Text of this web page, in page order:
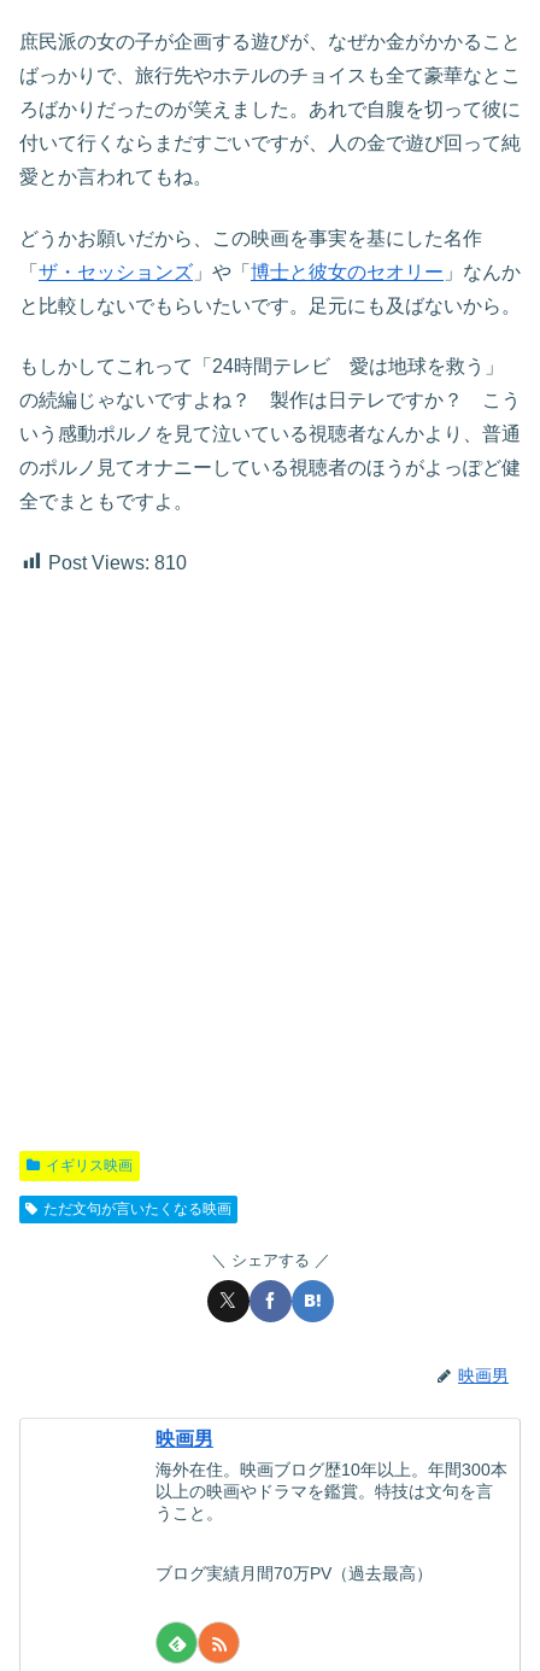
庶民派の女の子が企画する遊びが、なぜか金がかかること
ばっかりで、旅行先やホテルのチョイスも全て豪華なとこ
ろばかりだったのが笑えました。あれで自腹を切って彼に
付いて行くならまだすごいですが、人の金で遊び回って純
愛とか言われてもね。
どうかお願いだから、この映画を事実を基にした名作
「 ザ・セッションズ 」や「 博士と彼女のセオリー 」なんか
と比較しないでもらいたいです。足元にも及ばないから。
もしかしてこれって「24時間テレビ 愛は地球を救う」
の続編じゃないですよね？ 製作は日テレですか？ こう
いう感動ポルノを見て泣いている視聴者なんかより、普通
のポルノ見てオナニーしている視聴者のほうがよっぽど健
全でまともですよ。
Post Views: 810
イギリス映画
ただ文句が言いたくなる映画
シェアする
映画男
映画男
海外在住。映画ブログ歴10年以上。年間300本
以上の映画やドラマを鑑賞。特技は文句を言
うこと。
ブログ実績月間70万PV（過去最高）